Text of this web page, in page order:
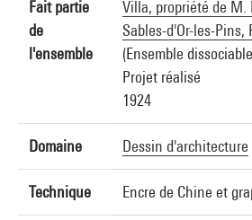
Fait partie
de
l'ensemble
Villa, propriété de M.
Sables-d'Or-les-Pins,
(Ensemble
Projet réalisé
1924
Domaine Dessin d'architecture
Technique Encre de Chine et